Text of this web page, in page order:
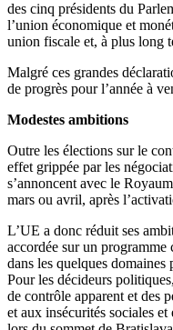
des cinq présidents du
l’union économique et
union fiscale et, à plus long
Malgré ces grandes
de progrès pour l’année à
Modestes ambitions
Outre les élections sur le
effet grippée par les
s’annoncent avec le
mars ou avril, après
L’UE a donc réduit ses
accordée sur un
dans les quelques domaines
Pour les décideurs
de contrôle apparent et des
et aux insécurités sociales